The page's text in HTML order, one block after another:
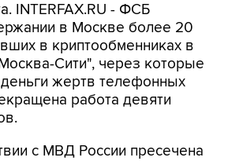
INTERFAX.RU - ФСБ
в Москве более 20
в криптообменниках в
Сити", через которые
жертв телефонных
работа девяти
с МВД России пресечена